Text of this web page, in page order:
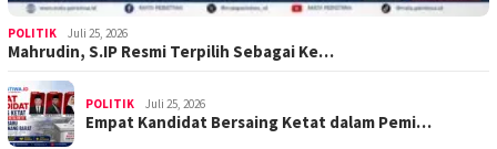
POLITIK Juli 25, 2026
Mahrudin, S.IP Resmi Terpilih Sebagai Ke…
POLITIK Juli 25, 2026
Empat Kandidat Bersaing Ketat dalam Pemi…